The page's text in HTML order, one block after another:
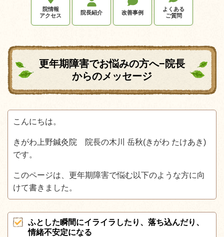
院情報
アクセス
院長紹介 改善事例
よくある
ご質問
更年期障害でお悩みの方へ−院長
からのメッセージ
こんにちは。
きがわ上野鍼灸院 院長の木川 岳秋(きがわ たけあき)
です。
このページは、更年期障害で悩む以下のような方に向
けて書きました。
ふとした瞬間にイライラしたり、落ち込んだり、
情緒不安定になる